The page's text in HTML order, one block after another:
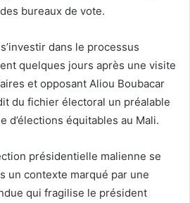
bureaux de vote.
dans le processus
quelques jours après une visite
et opposant Aliou Boubacar
du fichier électoral un préalable
d’élections équitables au Mali.
présidentielle malienne se
un contexte marqué par une
qui fragilise le président